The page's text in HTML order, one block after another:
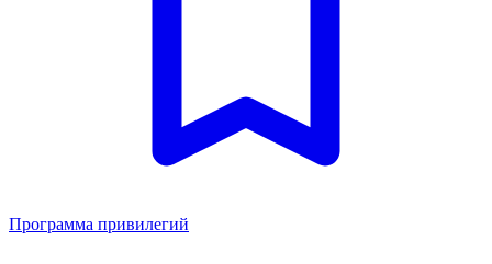
Программа привилегий